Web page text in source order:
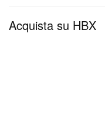
con complicazione
Acquista su HBX